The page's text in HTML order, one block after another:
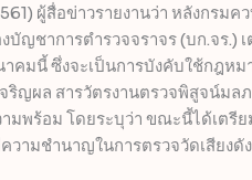
ผู้สื่อข่าวรายงานว่า หลังกรม
งบัญชาการตำรวจจราจร (บก.จร.)
าคมนี้ ซึ่งจะเป็นการบังคับใช้กฎห
ริญผล สารวัตรงานตรวจพิสูจน์มล
ามพร้อม โดยระบุว่า ขณะนี้ได้เตรี
วามชำนาญในการตรวจวัดเสียง